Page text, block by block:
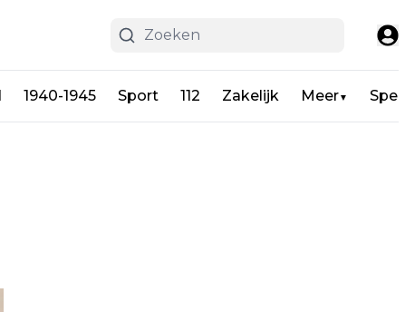
1940-1945 Sport 112 Zakelijk Meer▼